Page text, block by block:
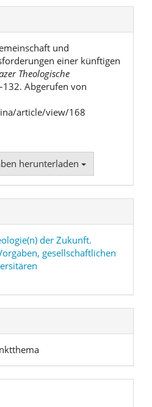
und
einer künftigen
Theologische
Abgerufen von
article/view/168
herunterladen
der Zukunft.
gesellschaftlichen